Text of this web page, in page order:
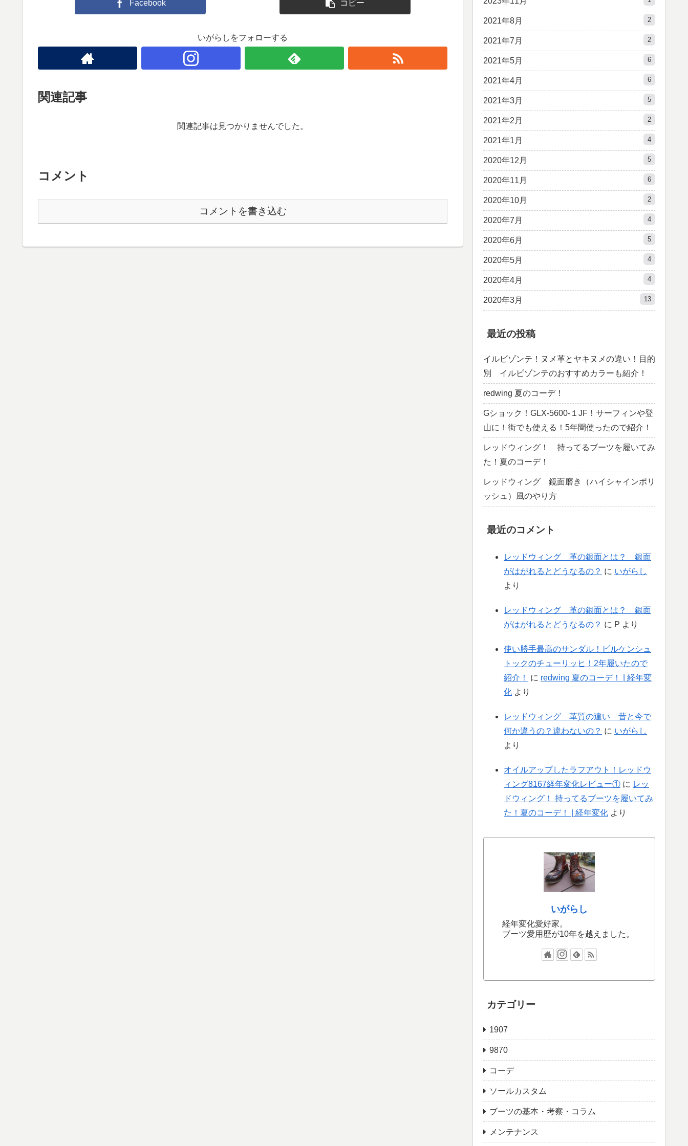
Facebook コピー
いがらしをフォローする
関連記事
関連記事は見つかりませんでした。
コメント
コメントを書き込む
2021年8月 2
2021年7月 2
2021年5月 6
2021年4月 6
2021年3月 5
2021年2月 2
2021年1月 4
2020年12月 5
2020年11月 6
2020年10月 2
2020年7月 4
2020年6月 5
2020年5月 4
2020年4月 4
2020年3月 13
最近の投稿
イルビゾンテ！ヌメ革とヤキヌメの違い！目的
別 イルビゾンテのおすすめカラーも紹介！
redwing 夏のコーデ！
Gショック！GLX-5600-１JF！サーフィンや登
山に！街でも使える！5年間使ったので紹介！
レッドウィング！ 持ってるブーツを履いてみ
た！夏のコーデ！
レッドウィング 鏡面磨き（ハイシャインポリ
ッシュ）風のやり方
最近のコメント
レッドウィング 革の銀面とは？ 銀面
がはがれるとどうなるの？ に いがらし
より
レッドウィング 革の銀面とは？ 銀面
がはがれるとどうなるの？ に P より
使い勝手最高のサンダル！ビルケンシュ
トックのチューリッヒ！2年履いたので
紹介！
に redwing 夏のコーデ！ | 経年変
化 より
レッドウィング 革質の違い 昔と今で
何か違うの？違わないの？ に いがらし
より
オイルアップしたラフアウト！レッドウ
ィング8167経年変化レビュー① に レッ
ドウィング！ 持ってるブーツを履いてみ
た！夏のコーデ！ | 経年変化 より
いがらし
経年変化愛好家。
ブーツ愛用歴が10年を越えました。
カテゴリー
1907
9870
コーデ
ソールカスタム
ブーツの基本・考察・コラム
メンテナンス